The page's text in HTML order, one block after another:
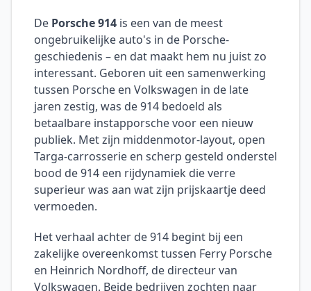
De Porsche 914 is een van de meest
ongebruikelijke auto's in de Porsche-
geschiedenis – en dat maakt hem nu juist zo
interessant. Geboren uit een samenwerking
tussen Porsche en Volkswagen in de late
jaren zestig, was de 914 bedoeld als
betaalbare instapporsche voor een nieuw
publiek. Met zijn middenmotor-layout, open
Targa-carrosserie en scherp gesteld onderstel
bood de 914 een rijdynamiek die verre
superieur was aan wat zijn prijskaartje deed
vermoeden.
Het verhaal achter de 914 begint bij een
zakelijke overeenkomst tussen Ferry Porsche
en Heinrich Nordhoff, de directeur van
Volkswagen. Beide bedrijven zochten naar